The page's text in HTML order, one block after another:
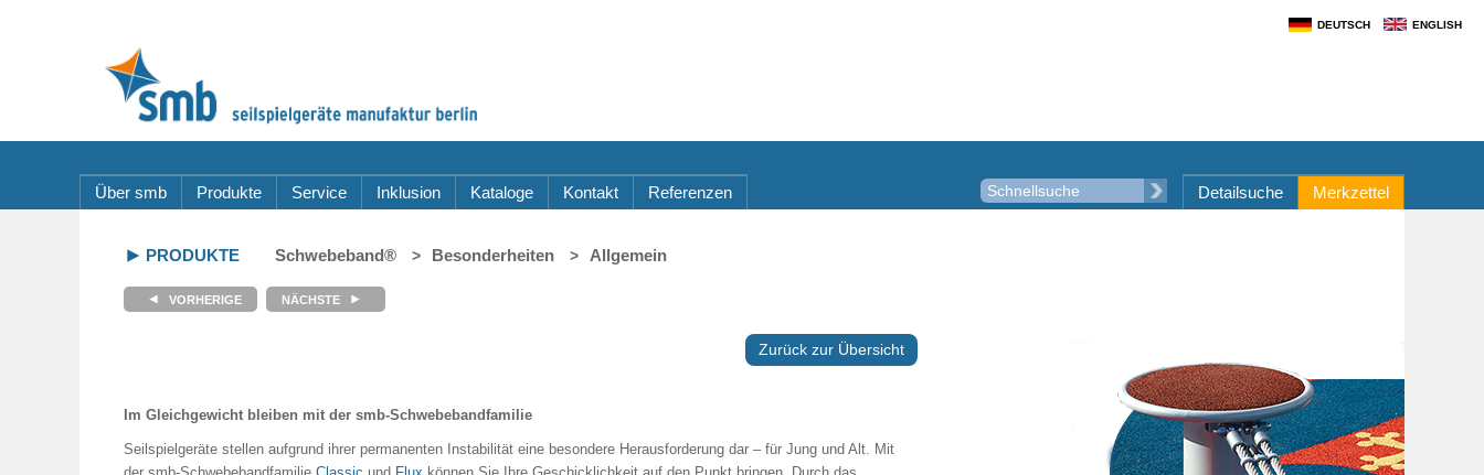
DEUTSCH ENGLISH
Über smb Produkte Service Inklusion Kataloge Kontakt Referenzen Detailsuche Merkzettel
PRODUKTE Schwebeband® Besonderheiten Allgemein
Zurück zur Übersicht
Im Gleichgewicht bleiben mit der smb-Schwebebandfamilie
Seilspielgeräte stellen aufgrund ihrer permanenten Instabilität eine besondere Herausforderung dar – für Jung und Alt. Mit